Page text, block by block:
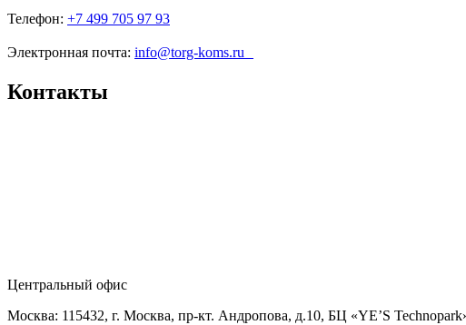
Телефон: +7 499 705 97 93
Электронная почта: info@torg-koms.ru
Контакты
Центральный офис
Москва: 115432, г. Москва, пр-кт. Андропова, д.10, БЦ «YE’S